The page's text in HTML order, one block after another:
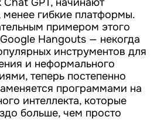
менее гибкие платформы.
примером этого
Hangouts — некогда
инструментов для
и неформального
теперь постепенно
программами на
интеллекта, которые
больше, чем просто